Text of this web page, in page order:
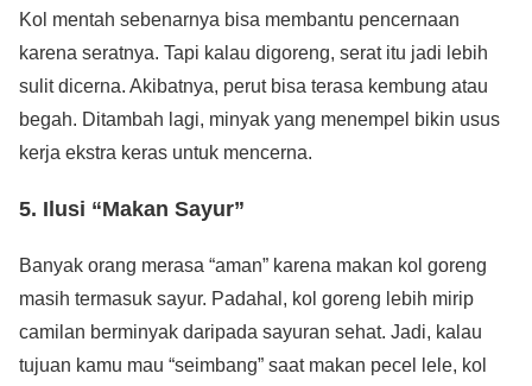
Kol mentah sebenarnya bisa membantu pencernaan
karena seratnya. Tapi kalau digoreng, serat itu jadi lebih
sulit dicerna. Akibatnya, perut bisa terasa kembung atau
begah. Ditambah lagi, minyak yang menempel bikin usus
kerja ekstra keras untuk mencerna.
5. Ilusi “Makan Sayur”
Banyak orang merasa “aman” karena makan kol goreng
masih termasuk sayur. Padahal, kol goreng lebih mirip
camilan berminyak daripada sayuran sehat. Jadi, kalau
tujuan kamu mau “seimbang” saat makan pecel lele, kol